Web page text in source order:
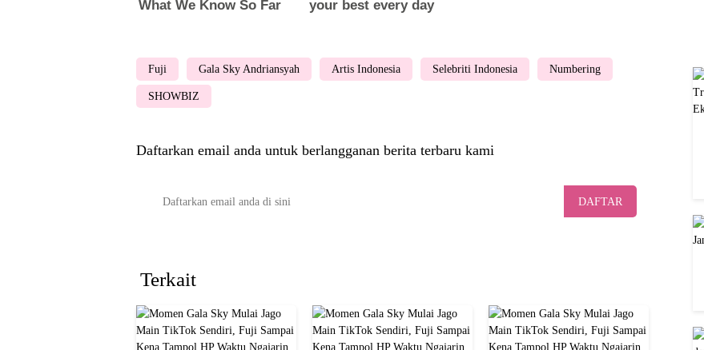
Fuji Gala Sky Andriansyah Artis Indonesia Selebriti Indonesia Numbering
SHOWBIZ
Daftarkan email anda untuk berlangganan berita terbaru kami
DAFTAR
Terkait